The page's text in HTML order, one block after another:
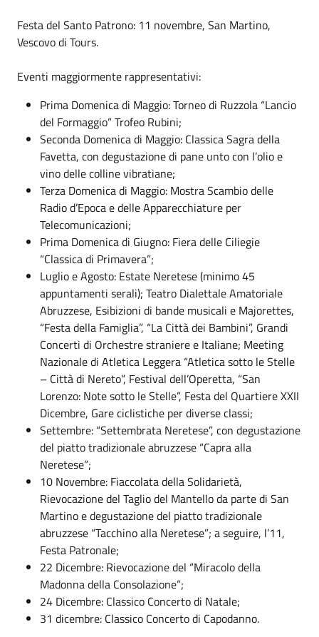
Festa del Santo Patrono: 11 novembre, San Martino,
Vescovo di Tours.
Eventi maggiormente rappresentativi:
Prima Domenica di Maggio: Torneo di Ruzzola “Lancio
del Formaggio” Trofeo Rubini;
Seconda Domenica di Maggio: Classica Sagra della
Favetta, con degustazione di pane unto con l’olio e
vino delle colline vibratiane;
Terza Domenica di Maggio: Mostra Scambio delle
Radio d’Epoca e delle Apparecchiature per
Telecomunicazioni;
Prima Domenica di Giugno: Fiera delle Ciliegie
“Classica di Primavera”;
Luglio e Agosto: Estate Neretese (minimo 45
appuntamenti serali); Teatro Dialettale Amatoriale
Abruzzese, Esibizioni di bande musicali e Majorettes,
“Festa della Famiglia”, “La Città dei Bambini”, Grandi
Concerti di Orchestre straniere e Italiane; Meeting
Nazionale di Atletica Leggera “Atletica sotto le Stelle
– Città di Nereto”, Festival dell’Operetta, “San
Lorenzo: Note sotto le Stelle”, Festa del Quartiere XXII
Dicembre, Gare ciclistiche per diverse classi;
Settembre: “Settembrata Neretese”, con degustazione
del piatto tradizionale abruzzese “Capra alla
Neretese”;
10 Novembre: Fiaccolata della Solidarietà,
Rievocazione del Taglio del Mantello da parte di San
Martino e degustazione del piatto tradizionale
abruzzese “Tacchino alla Neretese”; a seguire, l’11,
Festa Patronale;
22 Dicembre: Rievocazione del “Miracolo della
Madonna della Consolazione”;
24 Dicembre: Classico Concerto di Natale;
31 dicembre: Classico Concerto di Capodanno.